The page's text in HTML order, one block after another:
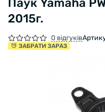
Паук Yamaha
2015г.
0 відгуків
ЗАБРАТИ ЗАРАЗ